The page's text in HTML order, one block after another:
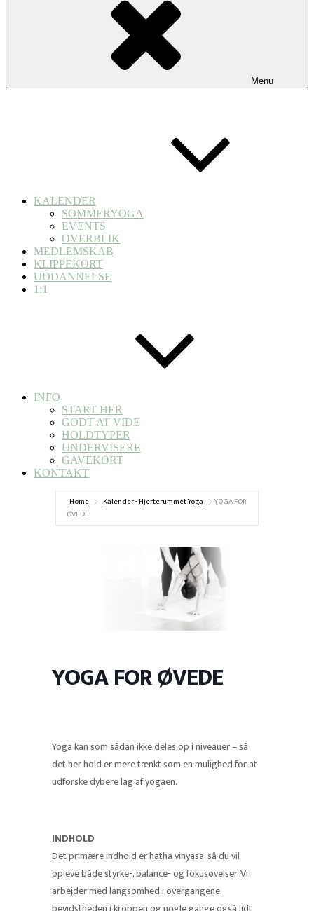
Menu
KALENDER
SOMMERYOGA
EVENTS
OVERBLIK
MEDLEMSKAB
KLIPPEKORT
UDDANNELSE
1:1
INFO
START HER
GODT AT VIDE
HOLDTYPER
UNDERVISERE
GAVEKORT
KONTAKT
Home Kalender - Hjerterummet Yoga
YOGA FOR
ØVEDE
YOGA FOR ØVEDE
Yoga kan som sådan ikke deles op i niveauer – så
det her hold er mere tænkt som en mulighed for at
udforske dybere lag af yogaen.
INDHOLD
Det primære indhold er hatha vinyasa, så du vil
opleve både styrke-, balance- og fokusøvelser. Vi
arbejder med langsomhed i overgangene,